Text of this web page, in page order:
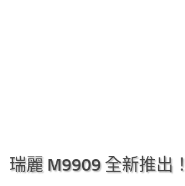
瑞麗 M9909 全新推出！